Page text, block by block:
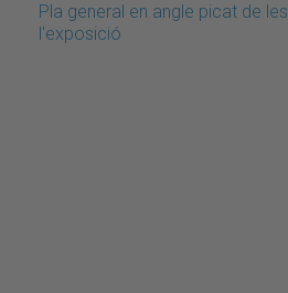
Pla general en angle picat de
l'exposició